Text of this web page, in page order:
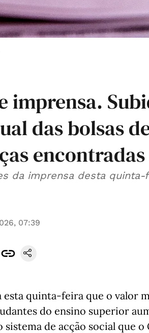
imprensa.
das bolsas
da imprensa desta quinta-
07:39
esta quinta-feira que o valor
do ensino superior
sistema de acção social que